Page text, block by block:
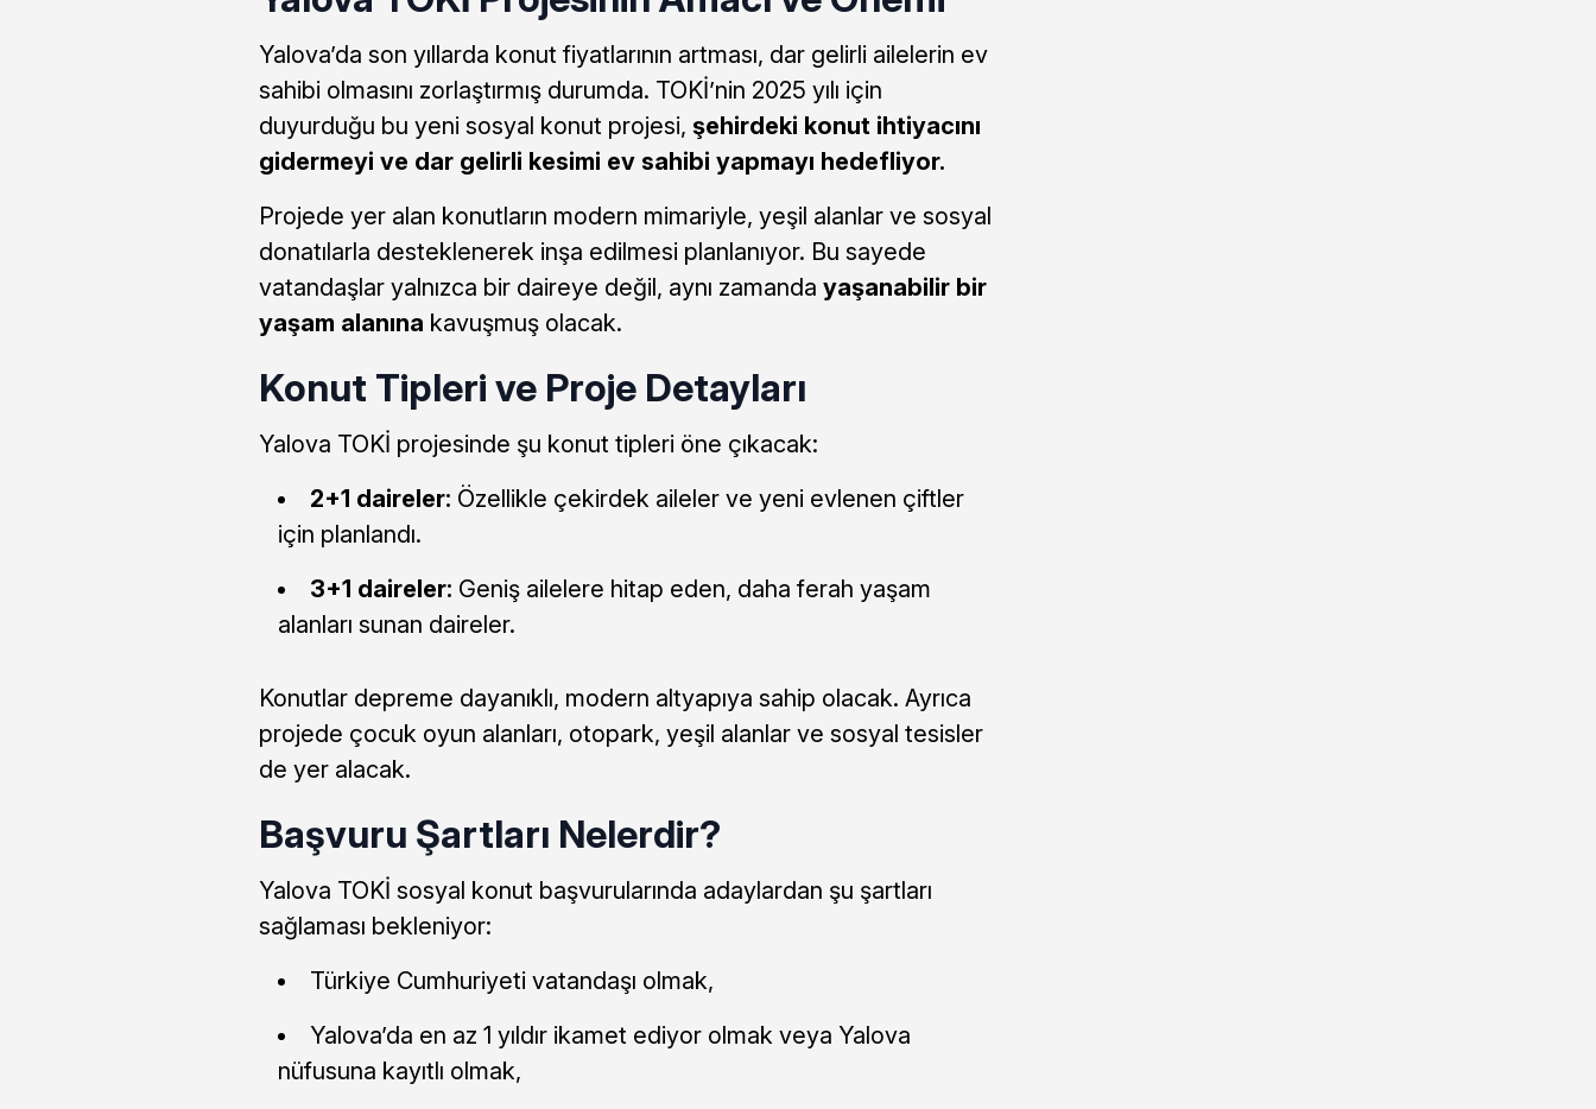
Yalova’da son yıllarda konut fiyatlarının artması, dar gelirli ailelerin ev
sahibi olmasını zorlaştırmış durumda. TOKİ’nin 2025 yılı için
duyurduğu bu yeni sosyal konut projesi, şehirdeki konut ihtiyacını
gidermeyi ve dar gelirli kesimi ev sahibi yapmayı hedefliyor.
Projede yer alan konutların modern mimariyle, yeşil alanlar ve sosyal
donatılarla desteklenerek inşa edilmesi planlanıyor. Bu sayede
vatandaşlar yalnızca bir daireye değil, aynı zamanda yaşanabilir bir
yaşam alanına kavuşmuş olacak.
Konut Tipleri ve Proje Detayları
Yalova TOKİ projesinde şu konut tipleri öne çıkacak:
2+1 daireler: Özellikle çekirdek aileler ve yeni evlenen çiftler
için planlandı.
3+1 daireler: Geniş ailelere hitap eden, daha ferah yaşam
alanları sunan daireler.
Konutlar depreme dayanıklı, modern altyapıya sahip olacak. Ayrıca
projede çocuk oyun alanları, otopark, yeşil alanlar ve sosyal tesisler
de yer alacak.
Başvuru Şartları Nelerdir?
Yalova TOKİ sosyal konut başvurularında adaylardan şu şartları
sağlaması bekleniyor:
Türkiye Cumhuriyeti vatandaşı olmak,
Yalova’da en az 1 yıldır ikamet ediyor olmak veya Yalova
nüfusuna kayıtlı olmak,